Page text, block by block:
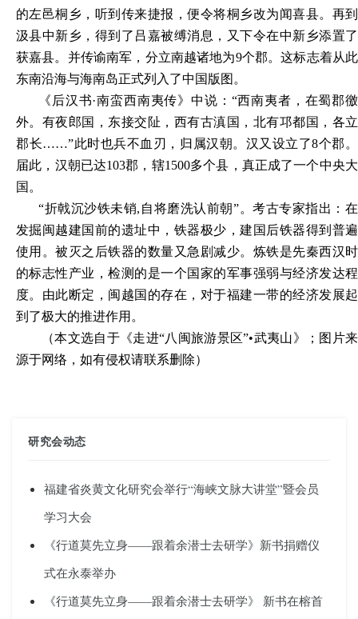
的左邑桐乡，听到传来捷报，便令将桐乡改为闻喜县。再到
汲县中新乡，得到了吕嘉被缚消息，又下令在中新乡添置了
获嘉县。并传谕南军，分立南越诸地为9个郡。这标志着从此
东南沿海与海南岛正式列入了中国版图。
《后汉书·南蛮西南夷传》中说：“西南夷者，在蜀郡徼
外。有夜郎国，东接交阯，西有古滇国，北有邛都国，各立
郡长……”此时也兵不血刃，归属汉朝。汉又设立了8个郡。
届此，汉朝已达103郡，辖1500多个县，真正成了一个中央大
国。
“折戟沉沙铁未销,自将磨洗认前朝”。考古专家指出：在
发掘闽越建国前的遗址中，铁器极少，建国后铁器得到普遍
使用。被灭之后铁器的数量又急剧减少。炼铁是先秦西汉时
的标志性产业，检测的是一个国家的军事强弱与经济发达程
度。由此断定，闽越国的存在，对于福建一带的经济发展起
到了极大的推进作用。
（本文选自于《走进“八闽旅游景区”•武夷山》；图片来
源于网络，如有侵权请联系删除）
研究会动态
福建省炎黄文化研究会举行“海峡文脉大讲堂”暨会员
学习大会
《行道莫先立身——跟着余潜士去研学》新书捐赠仪
式在永泰举办
《行道莫先立身——跟着余潜士去研学》 新书在榕首